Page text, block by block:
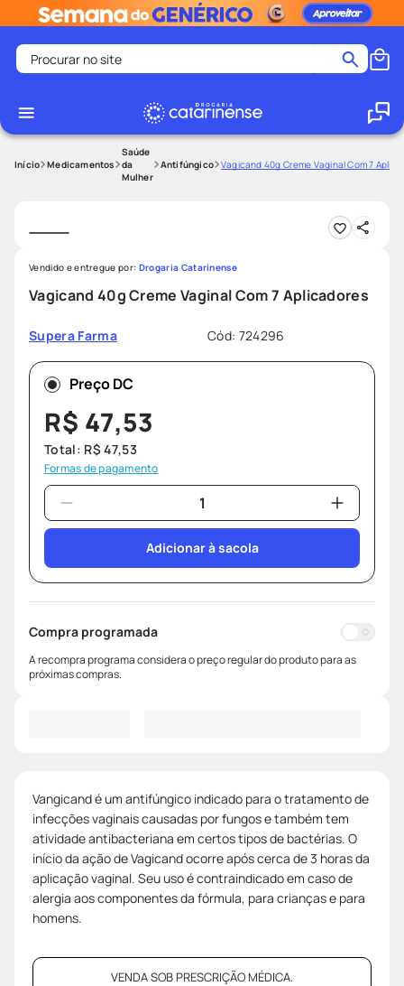
Procurar no site
1
5º
ozivy
6º
lenço umedecido
7º
protetor solar
º teste gravidez
Medicamentos
Saúde
da
Mulher
Antifúngico Vagicand 40g Creme Vaginal Com 7
Vagicand 40g Creme Vaginal Com 7 Aplicadores
Supera Farma Cód: 724296
Vendido e entregue por: Drogaria Catarinense
Preço DC
R$ 47,53
Total: R$ 47,53
Formas de pagamento
Adicionar à sacola
Compra programada
A recompra programa considera o preço regular do produto para as
próximas compras.
Vangicand é um antifúngico indicado para o tratamento de
infecções vaginais causadas por fungos e também tem
atividade antibacteriana em certos tipos de bactérias. O
início da ação de Vagicand ocorre após cerca de 3 horas da
aplicação vaginal. Seu uso é contraindicado em caso de
alergia aos componentes da fórmula, para crianças e para
homens.
VENDA SOB PRESCRIÇÃO MÉDICA.